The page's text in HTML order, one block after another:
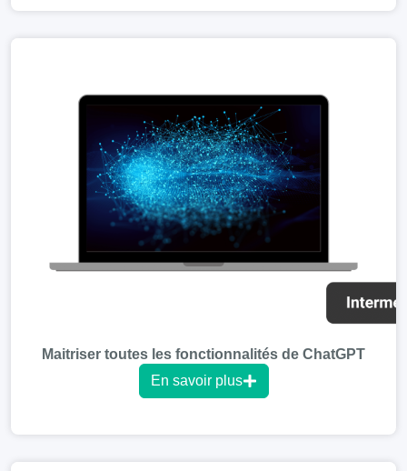
Maitriser toutes les fonctionnalités de ChatGPT
En savoir plus